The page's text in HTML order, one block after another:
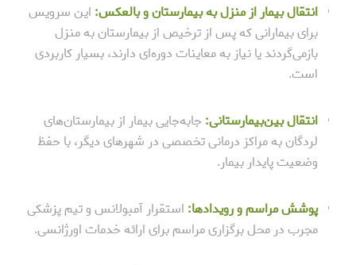
انتقال بیمار از منزل به بیمارستان و بالعکس: این سرویس
برای بیمارانی که پس از ترخیص از بیمارستان به منزل
بازمی‌گردند یا نیاز به معاینات دوره‌ای دارند، بسیار کاربردی
است.
انتقال بین‌بیمارستانی: جابه‌جایی بیمار از بیمارستان‌های
لردگان به مراکز درمانی تخصصی در شهرهای دیگر، با حفظ
وضعیت پایدار بیمار.
پوشش مراسم و رویدادها: استقرار آمبولانس و تیم پزشکی
مجرب در محل برگزاری مراسم برای ارائه خدمات اورژانسی.